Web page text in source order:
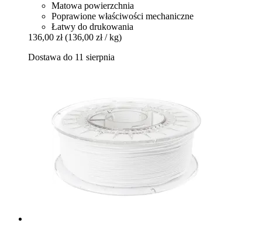
Matowa powierzchnia
Poprawione właściwości mechaniczne
Łatwy do drukowania
136,00 zł (136,00 zł / kg)
Dostawa do 11 sierpnia